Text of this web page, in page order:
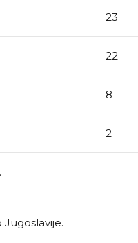
23
22
8
2